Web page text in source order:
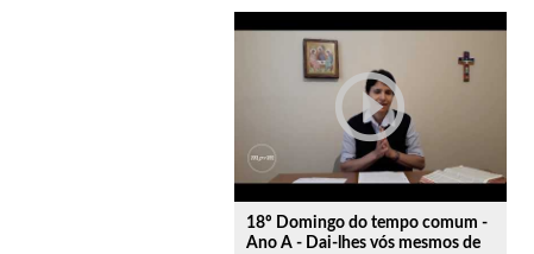
play_circle_outline
18º Domingo do tempo comum -
Ano A - Dai-lhes vós mesmos de